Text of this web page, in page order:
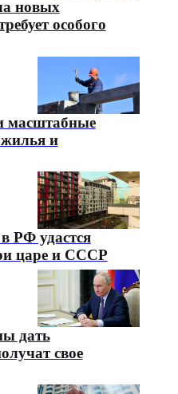
новых
особого
масштабные
жилья и
РФ удастся
царе и СССР
дать
свое